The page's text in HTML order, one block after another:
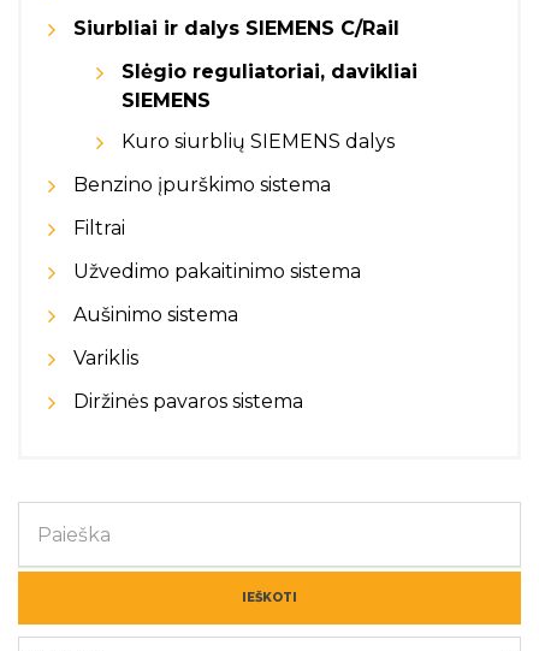
Siurbliai ir dalys SIEMENS C/Rail
Slėgio reguliatoriai, davikliai
SIEMENS
Kuro siurblių SIEMENS dalys
Benzino įpurškimo sistema
Filtrai
Užvedimo pakaitinimo sistema
Aušinimo sistema
Variklis
Diržinės pavaros sistema
IEŠKOTI